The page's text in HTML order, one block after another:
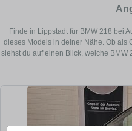
Finde in Lippstadt für BMW 218 bei
dieses Models in deiner Nähe. Ob als
siehst du auf einen Blick, welche BMW